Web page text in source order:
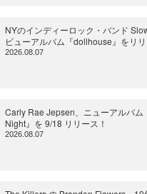
NYのインディーロック・バンド
ビューアルバム『dollhouse』をリリ
2026.08.07
Carly Rae Jepsen、ニューアルバム
Night』を 9/18 リリース！
2026.08.07